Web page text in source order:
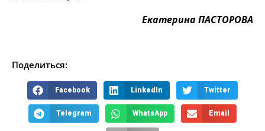
Екатерина ПАСТОРОВА
Поделиться:
Facebook LinkedIn Twitter
Telegram WhatsApp Email